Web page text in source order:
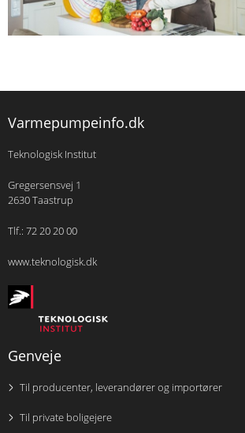
Varmepumpeinfo.dk
Teknologisk Institut
Gregersensvej 1
2630 Taastrup
Tlf.: 72 20 20 00
www.teknologisk.dk
Genveje
Til producenter, leverandører og importører
Til private boligejere